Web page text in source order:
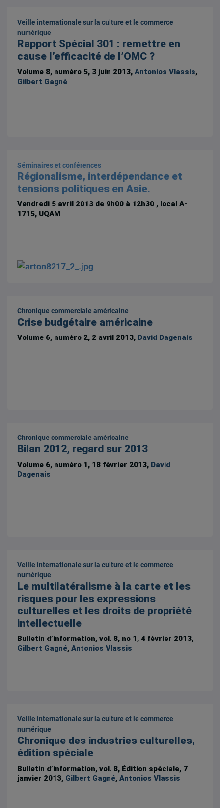
Veille internationale sur la culture et le commerce
numérique
Rapport Spécial 301 : remettre en
cause l’efficacité de l’OMC ?
Volume 8, numéro 5, 3 juin 2013,Antonios Vlassis,
Gilbert Gagné
Séminaires et conférences
Régionalisme, interdépendance et
tensions politiques en Asie.
Vendredi 5 avril 2013 de 9h00 à 12h30 , local A-
1715, UQAM
Chronique commerciale américaine
Crise budgétaire américaine
Volume 6, numéro 2, 2 avril 2013, David Dagenais
Chronique commerciale américaine
Bilan 2012, regard sur 2013
Volume 6, numéro 1, 18 février 2013, David
Dagenais
Veille internationale sur la culture et le commerce
numérique
Le multilatéralisme à la carte et les
risques pour les expressions
culturelles et les droits de propriété
intellectuelle
Bulletin d’information, vol. 8, no 1, 4 février 2013,
Gilbert Gagné,Antonios Vlassis
Veille internationale sur la culture et le commerce
numérique
Chronique des industries culturelles,
édition spéciale
Bulletin d’information, vol. 8, Édition spéciale, 7
janvier 2013, Gilbert Gagné,Antonios Vlassis